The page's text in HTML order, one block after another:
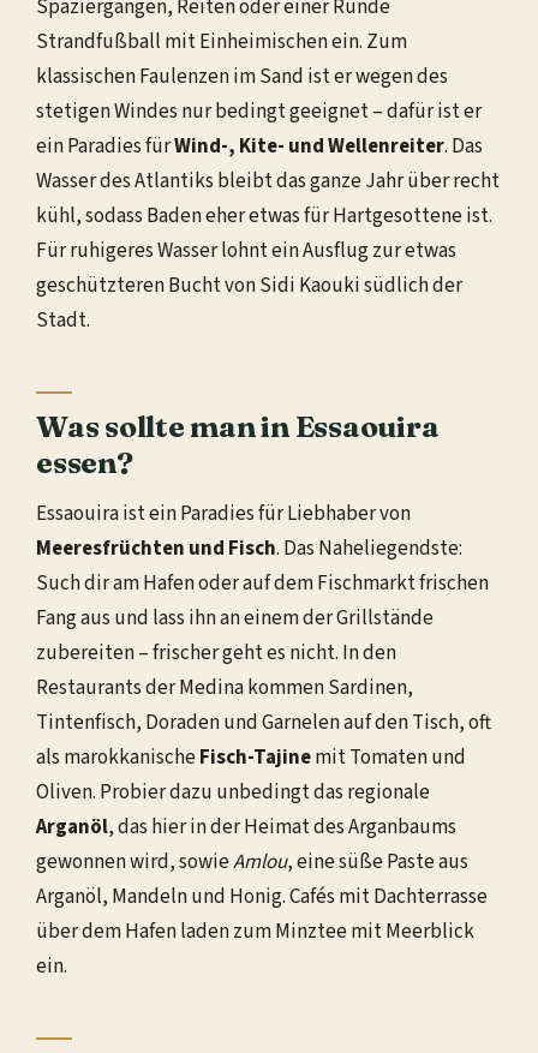
Spaziergängen, Reiten oder einer Runde
Strandfußball mit Einheimischen ein. Zum
klassischen Faulenzen im Sand ist er wegen des
stetigen Windes nur bedingt geeignet – dafür ist er
ein Paradies fürWind-, Kite- und Wellenreiter. Das
Wasser des Atlantiks bleibt das ganze Jahr über recht
kühl, sodass Baden eher etwas für Hartgesottene ist.
Für ruhigeres Wasser lohnt ein Ausflug zur etwas
geschützteren Bucht von Sidi Kaouki südlich der
Stadt.
Was sollte man in Essaouira
essen?
Essaouira ist ein Paradies für Liebhaber von
Meeresfrüchten und Fisch. Das Naheliegendste:
Such dir am Hafen oder auf dem Fischmarkt frischen
Fang aus und lass ihn an einem der Grillstände
zubereiten – frischer geht es nicht. In den
Restaurants der Medina kommen Sardinen,
Tintenfisch, Doraden und Garnelen auf den Tisch, oft
als marokkanischeFisch-Tajinemit Tomaten und
Oliven. Probier dazu unbedingt das regionale
Arganöl, das hier in der Heimat des Arganbaums
gewonnen wird, sowieAmlou, eine süße Paste aus
Arganöl, Mandeln und Honig. Cafés mit Dachterrasse
über dem Hafen laden zum Minztee mit Meerblick
ein.